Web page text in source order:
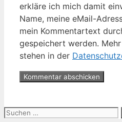
erkläre ich mich damit
Name, meine eMail-
mein Kommentartext
gespeichert werden.
stehen in der
Suche